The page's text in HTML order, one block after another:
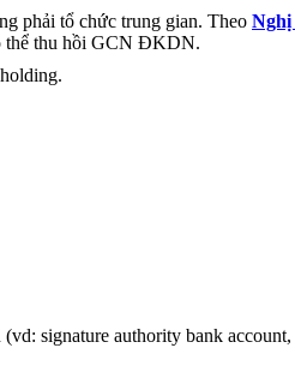
phải tổ chức trung gian. Theo Nghị
thể thu hồi GCN ĐKDN.
signature authority bank